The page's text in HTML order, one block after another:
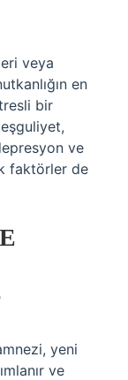
veya
en
bir
ve
faktörler de
yeni
ve